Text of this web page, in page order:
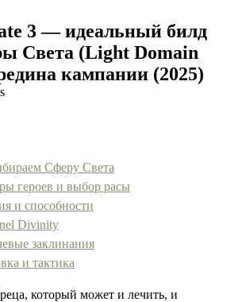
3 — идеальный билд
Света (Light Domain
кампании (2025)
Сферу Света
героев и выбор расы
и способности
Divinity
заклинания
и тактика
который может и лечить, и